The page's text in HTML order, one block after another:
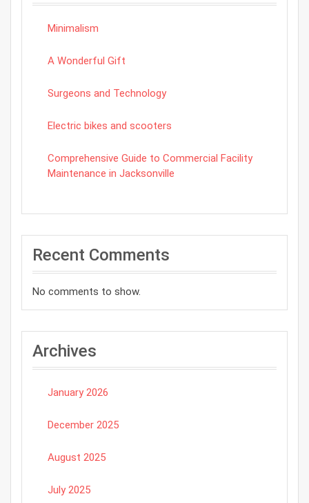
Minimalism
A Wonderful Gift
Surgeons and Technology
Electric bikes and scooters
Comprehensive Guide to Commercial Facility
Maintenance in Jacksonville
Recent Comments
No comments to show.
Archives
January 2026
December 2025
August 2025
July 2025